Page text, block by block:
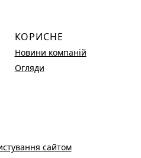
КОРИСНЕ
Новини компаній
Огляди
сайтом